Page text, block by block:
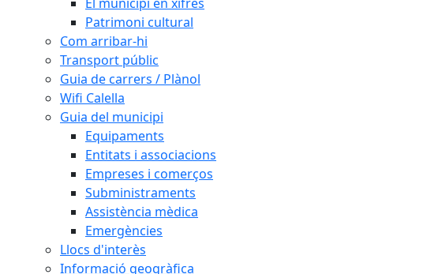
Patrimoni cultural
Com arribar-hi
Transport públic
Guia de carrers / Plànol
Wifi Calella
Guia del municipi
Equipaments
Entitats i associacions
Empreses i comerços
Subministraments
Assistència mèdica
Emergències
Llocs d'interès
Informació geogràfica